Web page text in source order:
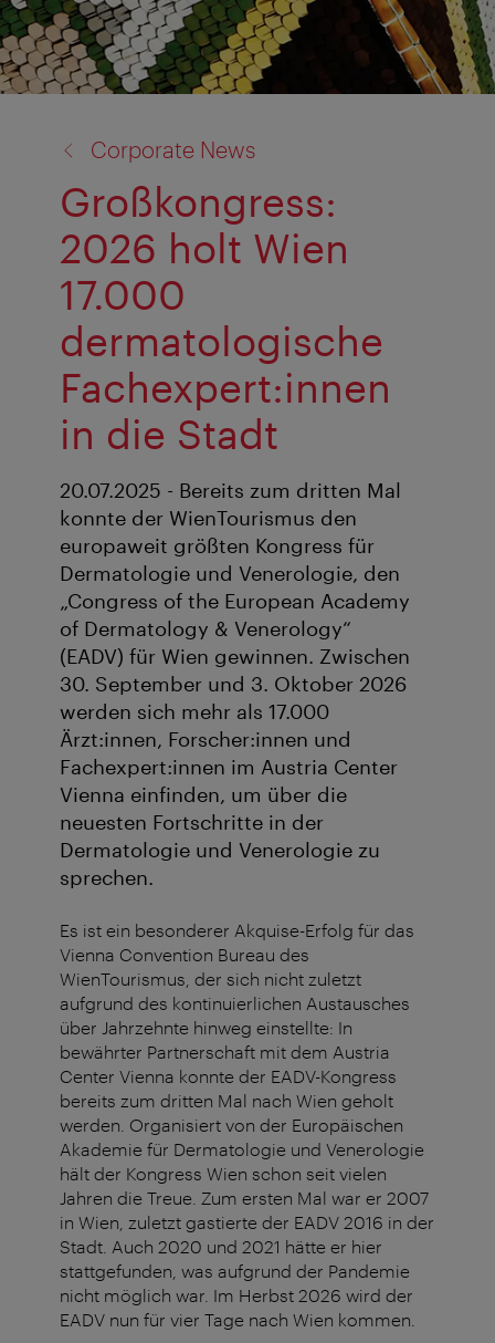
Corporate News
Großkongress:
2026 holt Wien
17.000
dermatologische
Fachexpert:innen
in die Stadt
20.07.2025 - Bereits zum dritten Mal
konnte der WienTourismus den
europaweit größten Kongress für
Dermatologie und Venerologie, den
„Congress of the European Academy
of Dermatology & Venerology“
(EADV) für Wien gewinnen. Zwischen
30. September und 3. Oktober 2026
werden sich mehr als 17.000
Ärzt:innen, Forscher:innen und
Fachexpert:innen im Austria Center
Vienna einfinden, um über die
neuesten Fortschritte in der
Dermatologie und Venerologie zu
sprechen.
Es ist ein besonderer Akquise-Erfolg für das
Vienna Convention Bureau des
WienTourismus, der sich nicht zuletzt
aufgrund des kontinuierlichen Austausches
über Jahrzehnte hinweg einstellte: In
bewährter Partnerschaft mit dem Austria
Center Vienna konnte der EADV-Kongress
bereits zum dritten Mal nach Wien geholt
werden. Organisiert von der Europäischen
Akademie für Dermatologie und Venerologie
hält der Kongress Wien schon seit vielen
Jahren die Treue. Zum ersten Mal war er 2007
in Wien, zuletzt gastierte der EADV 2016 in der
Stadt. Auch 2020 und 2021 hätte er hier
stattgefunden, was aufgrund der Pandemie
nicht möglich war. Im Herbst 2026 wird der
EADV nun für vier Tage nach Wien kommen.